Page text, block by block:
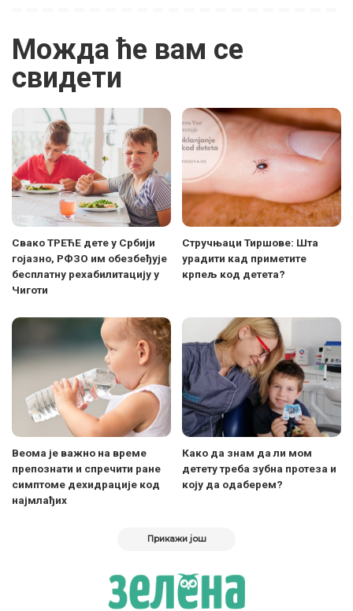
Можда ће вам се
свидети
Свако ТРЕЋЕ дете у Србији
гојазно, РФЗО им обезбеђује
бесплатну рехабилитацију у
Чиготи
Стручњаци Тиршове: Шта
урадити кад приметите
крпељ код детета?
Веома је важно на време
препознати и спречити ране
симптоме дехидрације код
најмлађих
Како да знам да ли мом
детету треба зубна протеза и
коју да одаберем?
Прикажи још